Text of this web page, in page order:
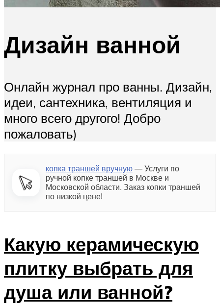
Дизайн ванной
Онлайн журнал про ванны. Дизайн,
идеи, сантехника, вентиляция и
много всего другого! Добро
пожаловать)
копка траншей вручную — Услуги по
ручной копке траншей в Москве и
Московской области. Заказ копки траншей
по низкой цене!
Какую керамическую
плитку выбрать для
душа или ванной?